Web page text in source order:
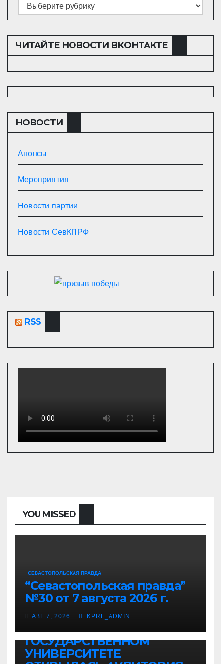
Рубрики
ЧИТАЙТЕ НОВОСТИ ВКОНТАКТЕ
НОВОСТИ
Анонсы
Мероприятия
Новости партии
Новости СевКПРФ
RSS
YOU MISSED
СЕВАСТОПОЛЬСКАЯ ПРАВДА
“Севастопольская правда”
№30 от 7 августа 2026 г.
АВГ 7, 2026 KPRF_ADMIN
Г.А.ЗЮГАНОВ КРАСНАЯ ЛИНИЯ НОВОСТИ ПАРТИИ
НОВОСТИ РОССИИ
Темы дня (05.08.2026) В
ОРЛОВСКОМ
ГОСУДАРСТВЕННОМ
УНИВЕРСИТЕТЕ
СССР ЭТОТ ДЕНЬ В ИСТОРИИ